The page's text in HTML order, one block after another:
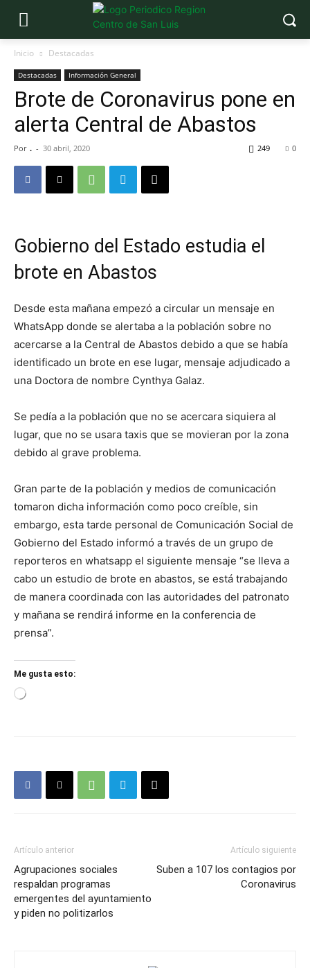
Inicio Destacadas
Destacadas Información General
Brote de Coronavirus pone en
alerta Central de Abastos
Por . - 30 abril, 2020 0
249
Gobierno del Estado estudia el
brote en Abastos
Desde esta mañana empezó a circular un mensaje en
WhatsApp donde se alertaba a la población sobre no
acercarse a la Central de Abastos debido a que se había
identificado un brote en ese lugar, mensaje adjudicado a
una Doctora de nombre Cynthya Galaz.
Se pedía a la población que no se acercara siquiera al
lugar, que no se usara taxis que se movieran por la zona
debido al grave problema.
Gran parte de la población y medios de comunicación
tomaron dicha información como poco creíble, sin
embargo, esta tarde personal de Comunicación Social de
Gobierno del Estado informó a través de un grupo de
reporteros en whatsapp el siguiente mensaje “se lleva a
cabo un estudio de brote en abastos, se está trabajando
de manera coordinada con las autoridades del patronato
y mañana se rendirá informe en la conferencia de
prensa”.
Me gusta esto:
Loading…
Artículo anterior
Agrupaciones sociales
respaldan programas
emergentes del ayuntamiento
y piden no politizarlos
Artículo siguiente
Suben a 107 los contagios por
Coronavirus